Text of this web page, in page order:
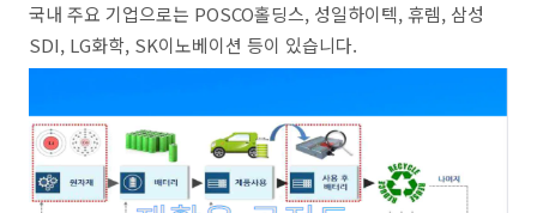
국내 주요 기업으로는 POSCO홀딩스, 성일하이텍, 휴렘, 삼성
SDI, LG화학, SK이노베이션 등이 있습니다.